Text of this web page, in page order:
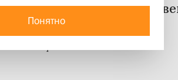
лекции для
митрополии
29 ноября 2023
Понятно